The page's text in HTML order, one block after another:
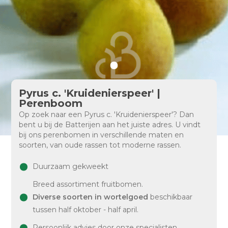
Pyrus c. 'Kruidenierspeer' |
Perenboom
Op zoek naar een Pyrus c. 'Kruidenierspeer'? Dan
bent u bij de Batterijen aan het juiste adres. U vindt
bij ons perenbomen in verschillende maten en
soorten, van oude rassen tot moderne rassen.
Duurzaam gekweekt
Breed assortiment fruitbomen.
Diverse soorten in wortelgoed beschikbaar
tussen half oktober - half april.